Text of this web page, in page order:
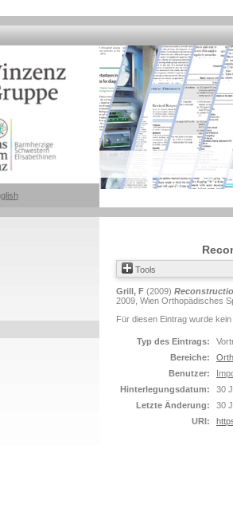
Tools
Grill, F (2009)
2009, Wien Orthopädisches
Für diesen Eintrag wurde
Typ des Eintrags:
Bereiche:
Benutzer:
Hinterlegungsdatum:
30
Letzte Änderung:
30
URI: